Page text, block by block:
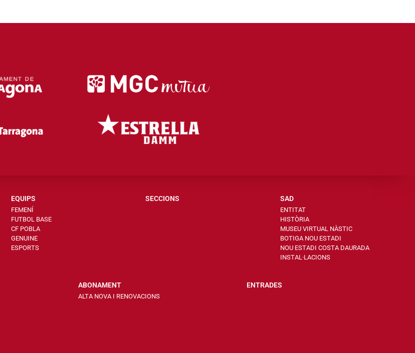
EQUIPS
FEMENÍ
FUTBOL BASE
CF POBLA
GENUINE
ESPORTS
SECCIONS SAD
ENTITAT
HISTÒRIA
MUSEU VIRTUAL NÀSTIC
BOTIGA NOU ESTADI
NOU ESTADI COSTA DAURADA
INSTAL·LACIONS
ABONAMENT
ALTA NOVA I RENOVACIONS
ENTRADES